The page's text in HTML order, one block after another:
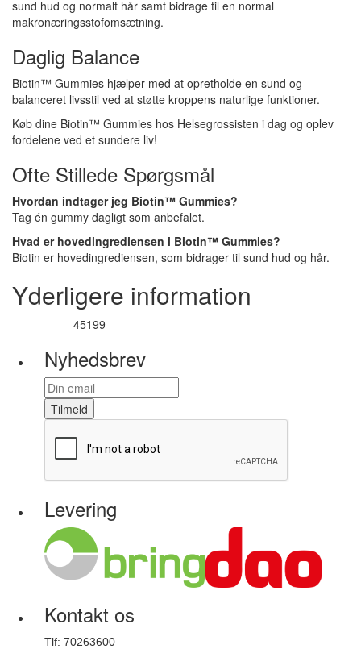
sund hud og normalt hår samt bidrage til en normal
makronæringsstofomsætning.
Daglig Balance
Biotin™ Gummies hjælper med at opretholde en sund og
balanceret livsstil ved at støtte kroppens naturlige funktioner.
Køb dine Biotin™ Gummies hos Helsegrossisten i dag og oplev
fordelene ved et sundere liv!
Ofte Stillede Spørgsmål
Hvordan indtager jeg Biotin™ Gummies?
Tag én gummy dagligt som anbefalet.
Hvad er hovedingrediensen i Biotin™ Gummies?
Biotin er hovedingrediensen, som bidrager til sund hud og hår.
Yderligere information
45199
Nyhedsbrev
Tilmeld
Levering
Kontakt os
Tlf: 70263600